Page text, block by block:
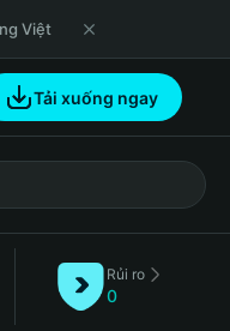
Việt
Tải xuống ngay
Rủi ro
0